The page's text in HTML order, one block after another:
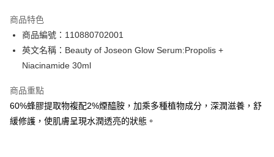
PayMe
WeChat Pay
送貨方式
順豐自助櫃 - 確認發貨後1-3個工作天送達
商品特色
商品編號：110880702001
英文名稱：Beauty of Joseon Glow Serum:Propolis +
Niacinamide 30ml
商品重點
60%蜂膠提取物複配2%煙醯胺，加乘多種植物成分，深潤滋養，舒
緩修護，使肌膚呈現水潤透亮的狀態。